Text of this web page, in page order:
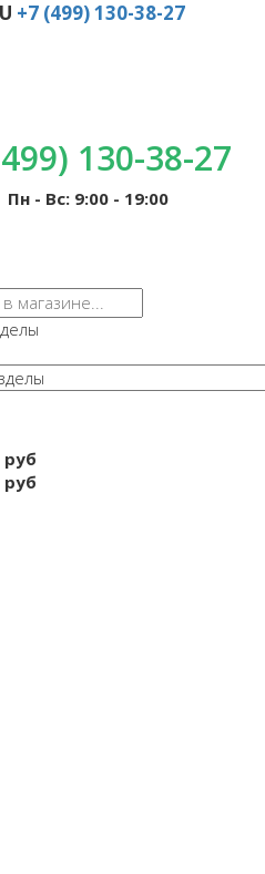
+7 (499) 130-38-27
130-38-27
Пн - Вс: 9:00 - 19:00
руб
руб